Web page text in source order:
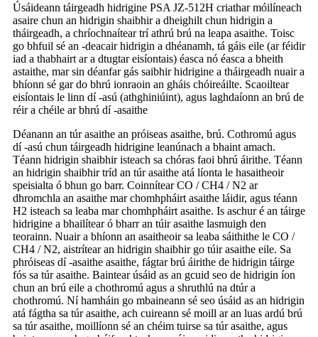
Úsáideann táirgeadh hidrigine PSA JZ-512H criathar móilíneach
asaire chun an hidrigin shaibhir a dheighilt chun hidrigin a
tháirgeadh, a chríochnaítear trí athrú brú na leapa asaithe. Toisc
go bhfuil sé an -deacair hidrigin a dhéanamh, tá gáis eile (ar féidir
iad a thabhairt ar a dtugtar eisíontais) éasca nó éasca a bheith
astaithe, mar sin déanfar gás saibhir hidrigine a tháirgeadh nuair a
bhíonn sé gar do bhrú ionraoin an gháis chóireáilte. Scaoiltear
eisíontais le linn dí -asú (athghiniúint), agus laghdaíonn an brú de
réir a chéile ar bhrú dí -asaithe
Déanann an túr asaithe an próiseas asaithe, brú. Cothromú agus
dí -asú chun táirgeadh hidrigine leanúnach a bhaint amach.
Téann hidrigin shaibhir isteach sa chóras faoi bhrú áirithe. Téann
an hidrigin shaibhir tríd an túr asaithe atá líonta le hasaitheoir
speisialta ó bhun go barr. Coinnítear CO / CH4 / N2 ar
dhromchla an asaithe mar chomhpháirt asaithe láidir, agus téann
H2 isteach sa leaba mar chomhpháirt asaithe. Is aschur é an táirge
hidrigine a bhailítear ó bharr an túir asaithe lasmuigh den
teorainn. Nuair a bhíonn an asaitheoir sa leaba sáithithe le CO /
CH4 / N2, aistrítear an hidrigin shaibhir go túir asaithe eile. Sa
phróiseas dí -asaithe asaithe, fágtar brú áirithe de hidrigin táirge
fós sa túr asaithe. Baintear úsáid as an gcuid seo de hidrigin íon
chun an brú eile a chothromú agus a shruthlú na dtúr a
chothromú. Ní hamháin go mbaineann sé seo úsáid as an hidrigin
atá fágtha sa túr asaithe, ach cuireann sé moill ar an luas ardú brú
sa túr asaithe, moillíonn sé an chéim tuirse sa túr asaithe, agus